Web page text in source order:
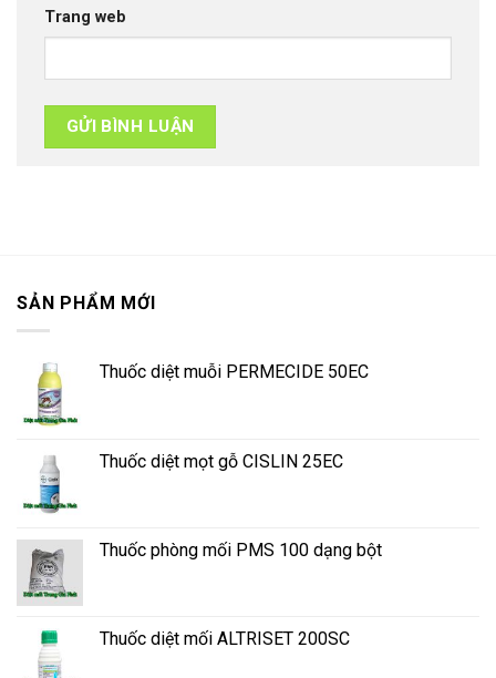
Trang web
SẢN PHẨM MỚI
Thuốc diệt muỗi PERMECIDE 50EC
Thuốc diệt mọt gỗ CISLIN 25EC
Thuốc phòng mối PMS 100 dạng bột
Thuốc diệt mối ALTRISET 200SC